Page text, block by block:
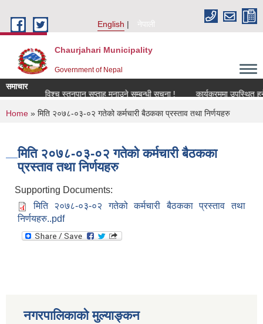
English
नेपाली
Chaurjahari Municipality
Government of Nepal
समाचार
विश्च स्तनपान सप्ताह मनाउने सम्बन्धी सूचना ! कार्यक्रममा उपस्थित हुने
You are here
Home » मिति २०७८-०३-०२ गतेको कर्मचारी बैठकका प्रस्ताव तथा निर्णयहरु
मिति २०७८-०३-०२ गतेको कर्मचारी बैठकका
प्रस्ताव तथा निर्णयहरु
Supporting Documents:
मिति २०७८-०३-०२ गतेको कर्मचारी बैठकका प्रस्ताव तथा
निर्णयहरु..pdf
नगरपालिकाको मुल्याङ्कन